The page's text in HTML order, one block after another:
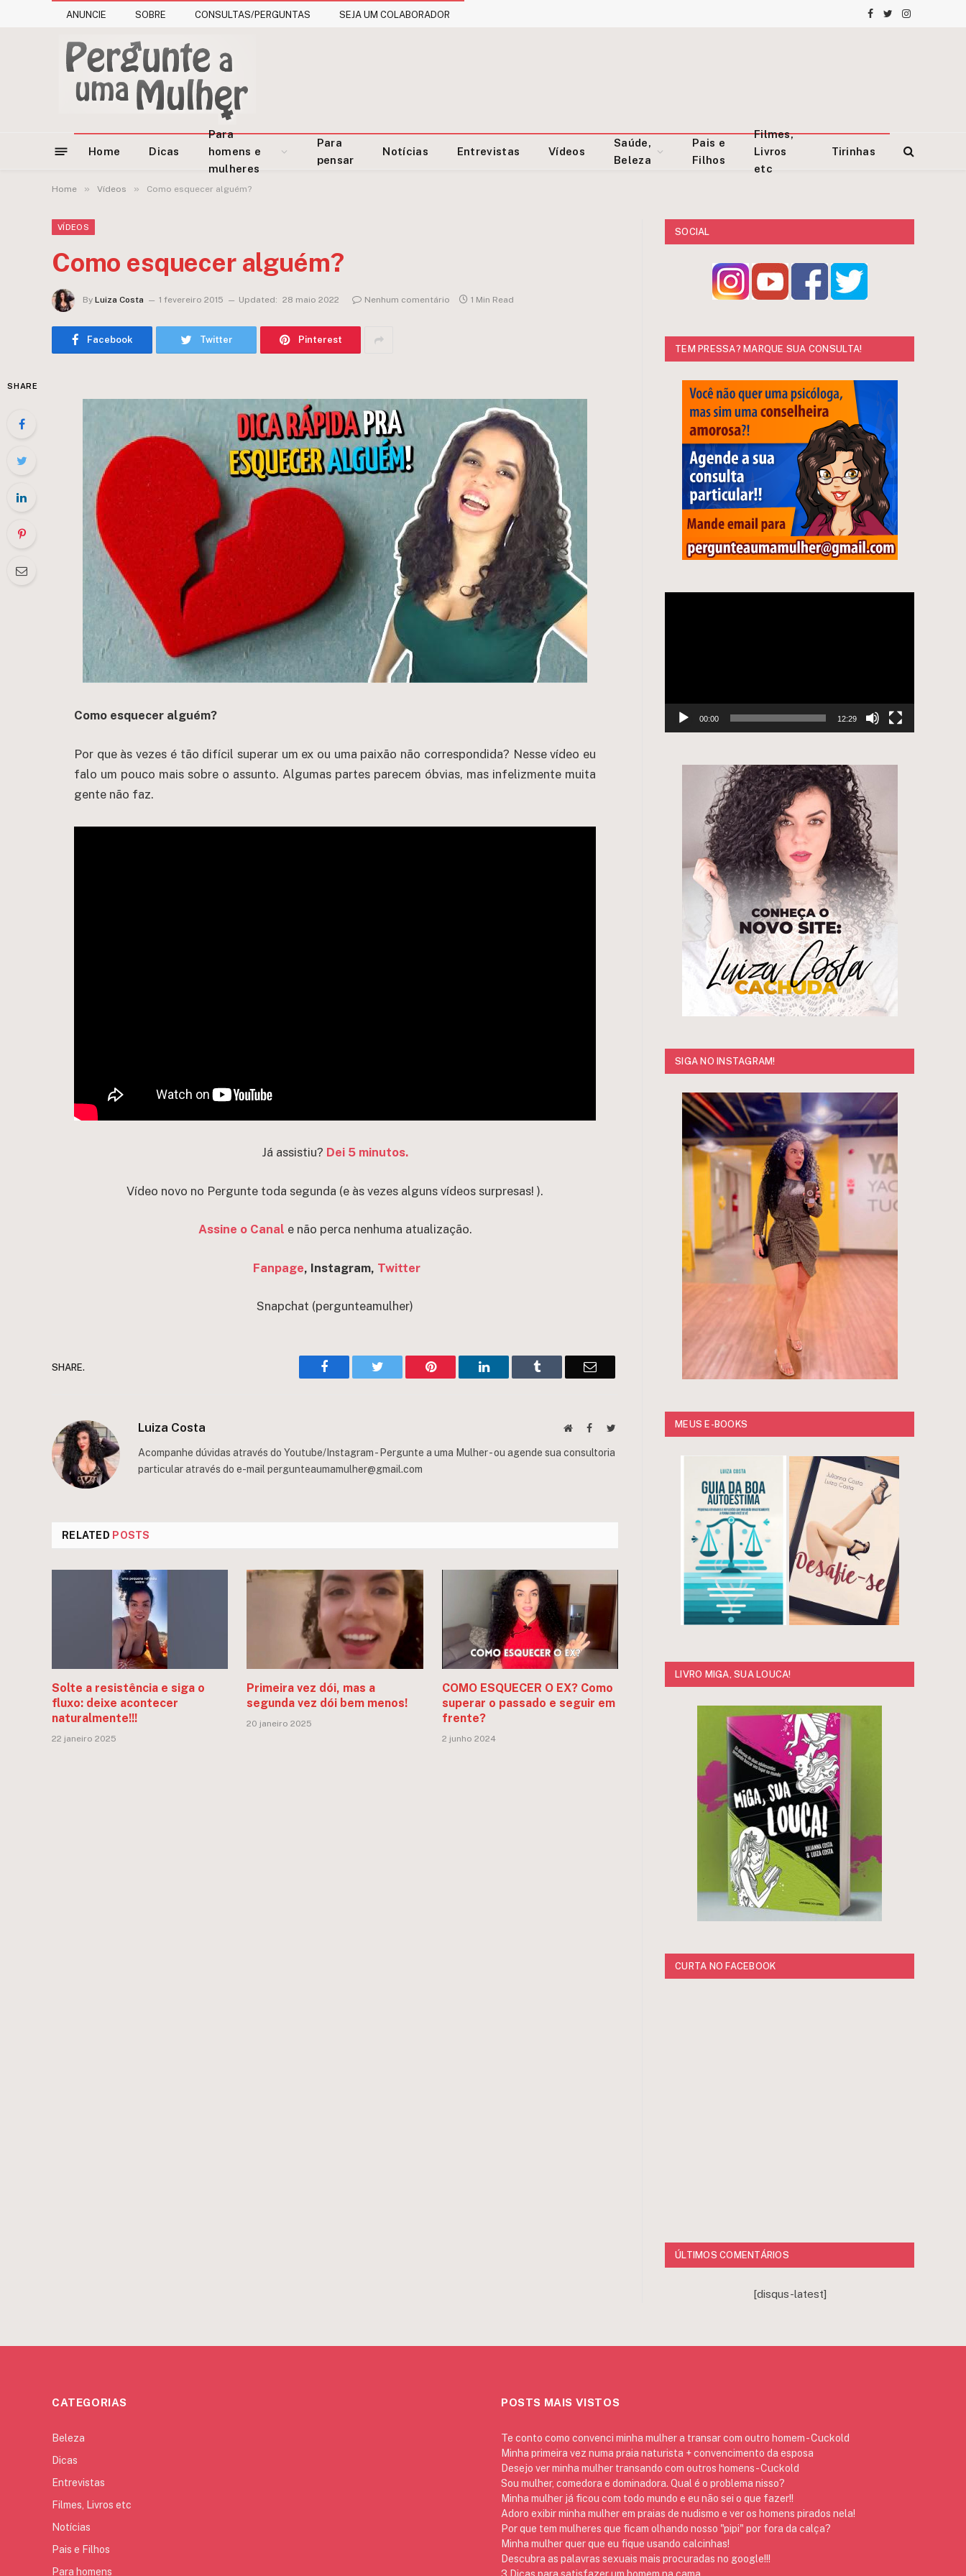
ANUNCIE SOBRE CONSULTAS/PERGUNTAS SEJA UM COLABORADOR Facebook
TwitterInstagram
Home Dicas
Para
homens e
mulheres
Para
pensar
Notícias Entrevistas Vídeos
Saúde,
Beleza
Pais e
Filhos
Filmes,
Livros
etc
Tirinhas
Home » Vídeos » Como esquecer alguém?
VÍDEOS
Como esquecer alguém?
By Luiza Costa 1 fevereiro 2015 Updated: 28 maio 2022 Nenhum comentário 1 Min Read
Facebook Twitter Pinterest
SHARE
Como esquecer alguém?
Por que às vezes é tão difícil superar um ex ou uma paixão não correspondida? Nesse vídeo eu
falo um pouco mais sobre o assunto. Algumas partes parecem óbvias, mas infelizmente muita
gente não faz.
Já assistiu? Dei 5 minutos.
Vídeo novo no Pergunte toda segunda (e às vezes alguns vídeos surpresas! ).
Assine o Canal e não perca nenhuma atualização.
Fanpage, Instagram, Twitter
Snapchat (pergunteamulher)
SHARE. Facebook Twitter Pinterest LinkedIn Tumblr Email
Luiza Costa WebsiteFacebookTwitter
Acompanhe dúvidas através do Youtube/Instagram - Pergunte a uma Mulher - ou agende sua consultoria
particular através do e-mailpergunteaumamulher@gmail.com
RELATED POSTS
Solte a resistência e siga o
fluxo: deixe acontecer
naturalmente!!!
22 janeiro 2025
Primeira vez dói, mas a
segunda vez dói bem menos!
20 janeiro 2025
COMO ESQUECER O EX? Como
superar o passado e seguir em
frente?
2 junho 2024
SOCIAL
TEM PRESSA? MARQUE SUA CONSULTA!
00:00 12:29
SIGA NO INSTAGRAM!
MEUS E-BOOKS
LIVRO MIGA, SUA LOUCA!
CURTA NO FACEBOOK
ÚLTIMOS COMENTÁRIOS
[disqus-latest]
CATEGORIAS
Beleza
Dicas
Entrevistas
Filmes, Livros etc
Notícias
Pais e Filhos
Para homens
POSTS MAIS VISTOS
Te conto como convenci minha mulher a transar com outro homem - Cuckold
Minha primeira vez numa praia naturista + convencimento da esposa
Desejo ver minha mulher transando com outros homens - Cuckold
Sou mulher, comedora e dominadora. Qual é o problema nisso?
Minha mulher já ficou com todo mundo e eu não sei o que fazer!!
Adoro exibir minha mulher em praias de nudismo e ver os homens pirados nela!
Por que tem mulheres que ficam olhando nosso "pipi" por fora da calça?
Minha mulher quer que eu fique usando calcinhas!
Descubra as palavras sexuais mais procuradas no google!!!
3 Dicas para satisfazer um homem na cama